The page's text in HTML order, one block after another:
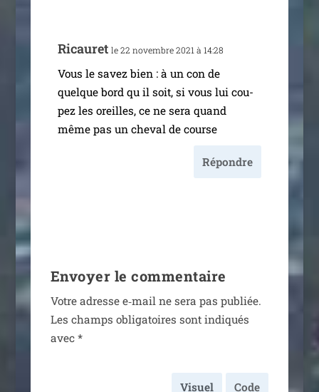
Ricauret le 22 novembre 2021 à 14:28
Vous le savez bien : à un con de
quelque bord qu il soit, si vous lui cou­
pez les oreilles, ce ne sera quand
même pas un che­val de course
Répondre
Envoyer le commentaire
Votre adresse e‑mail ne sera pas publiée.
Les champs obli­ga­toires sont indi­qués
avec *
Visuel Code